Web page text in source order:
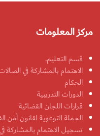
مركز المعلومات
قسم التعليم.
الاهتمام بالمشاركة في
الحكام
الدورات التدريبية
قرارات اللجان القضائية
الحملة التوعوية لقانون أمن
تسجيل الاهتمام بالمشاركة